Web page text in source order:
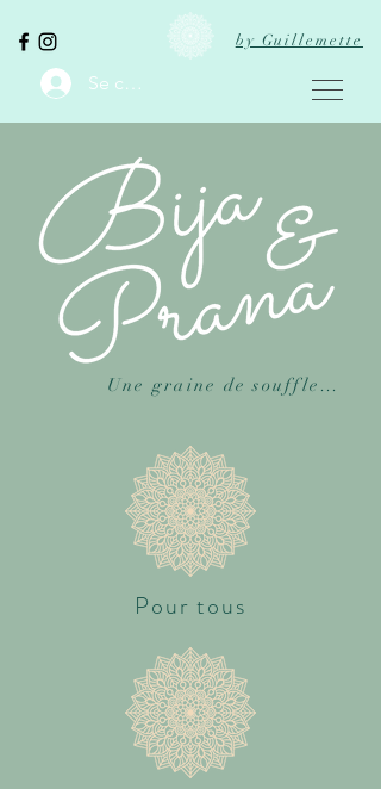
by Guillemette
Se connecter
Une graine de souffle…
Pour tous